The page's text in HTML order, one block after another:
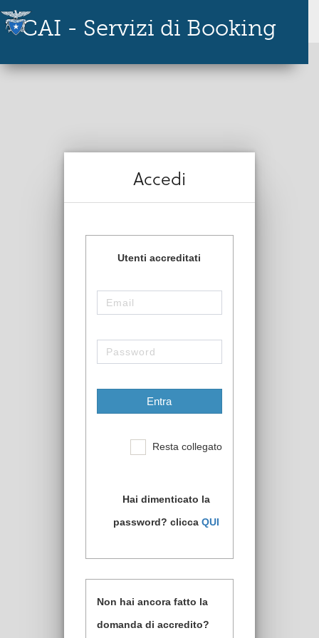
CAI - Servizi di Booking
Accedi
Utenti accreditati
Entra
Resta collegato
Hai dimenticato la
password? cliccaQUI
Non hai ancora fatto la
domanda di accredito?